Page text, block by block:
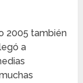
2005 también
a